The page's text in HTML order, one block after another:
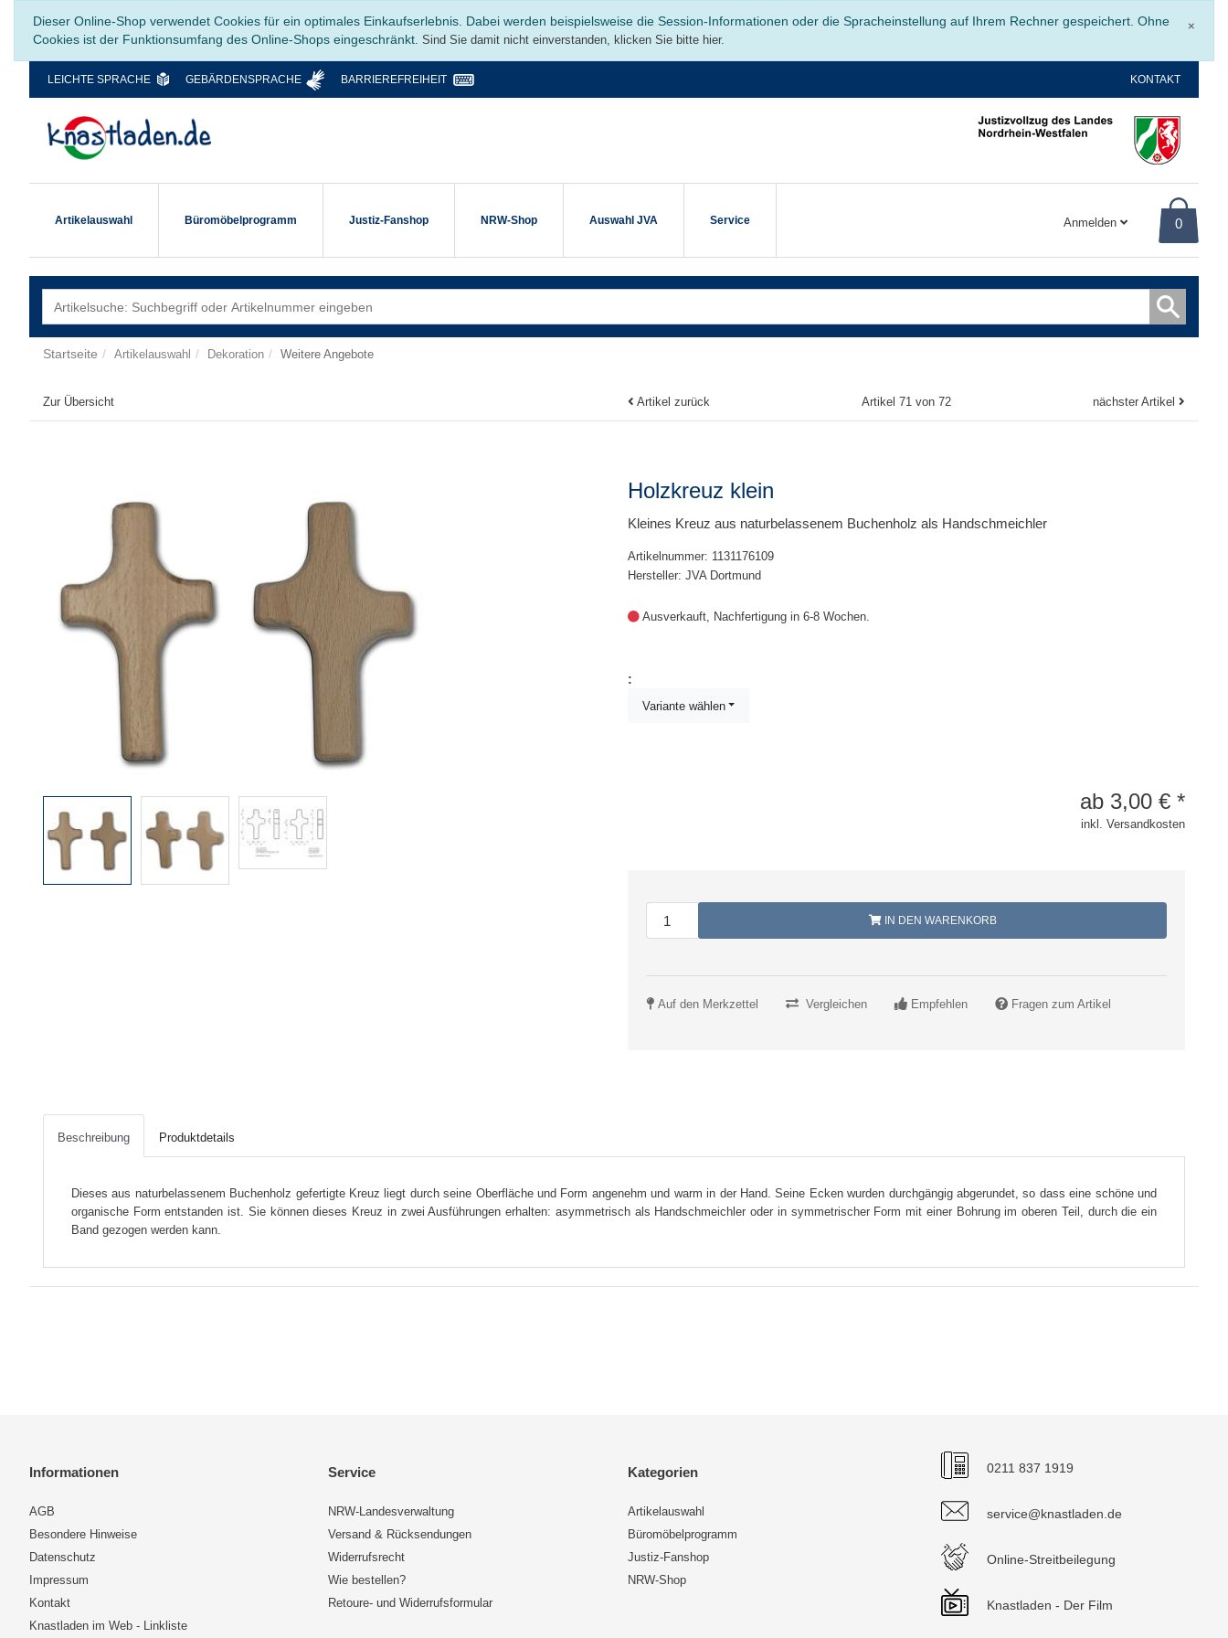
×
Dieser Online-Shop verwendet Cookies für ein optimales Einkaufserlebnis. Dabei werden beispielsweise die Session-Informationen oder die Spracheinstellung auf Ihrem Rechner gespeichert. Ohne
Cookies ist der Funktionsumfang des Online-Shops eingeschränkt. Sind Sie damit nicht einverstanden, klicken Sie bitte hier.
LEICHTE SPRACHE GEBÄRDENSPRACHE BARRIEREFREIHEIT KONTAKT
Artikelauswahl Büromöbelprogramm Justiz-Fanshop NRW-Shop Auswahl JVA Service Anmelden 0
Startseite Artikelauswahl Dekoration Weitere Angebote
Zur Übersicht Artikel zurück Artikel 71 von 72 nächster Artikel
Holzkreuz klein
Kleines Kreuz aus naturbelassenem Buchenholz als Handschmeichler
Artikelnummer: 1131176109
Hersteller: JVA Dortmund
Ausverkauft, Nachfertigung in 6-8 Wochen.
:
Variante wählen
ab 3,00 € *
inkl. Versandkosten
IN DEN WARENKORB
Auf den Merkzettel Vergleichen Empfehlen Fragen zum Artikel
Beschreibung Produktdetails
Dieses aus naturbelassenem Buchenholz gefertigte Kreuz liegt durch seine Oberfläche und Form angenehm und warm in der Hand. Seine Ecken wurden durchgängig abgerundet, so dass eine schöne und
organische Form entstanden ist. Sie können dieses Kreuz in zwei Ausführungen erhalten: asymmetrisch als Handschmeichler oder in symmetrischer Form mit einer Bohrung im oberen Teil, durch die ein
Band gezogen werden kann.
Informationen
AGB
Besondere Hinweise
Datenschutz
Impressum
Kontakt
Knastladen im Web - Linkliste
Service
NRW-Landesverwaltung
Versand & Rücksendungen
Widerrufsrecht
Wie bestellen?
Retoure- und Widerrufsformular
Kategorien
Artikelauswahl
Büromöbelprogramm
Justiz-Fanshop
NRW-Shop
0211 837 1919
service@knastladen.de
Online-Streitbeilegung
Knastladen - Der Film